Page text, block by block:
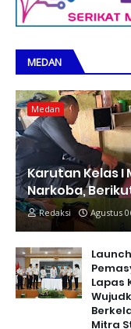
MEDAN
Medan
Karutan Kelas I
Narkoba,
Redaksi Agustus
Lapas
Mitra